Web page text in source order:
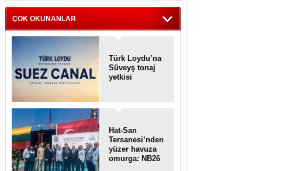
ithafen...
ÇOK OKUNANLAR
Türk Loydu’na
Süveyş tonaj
yetkisi
Hat-San
Tersanesi’nden
yüzer havuza
omurga: NB26